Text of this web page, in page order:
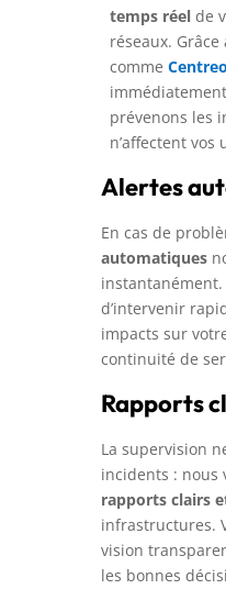
temps réelde
réseaux.
comme
prévenons les
n’affectent vos
Alertes
En cas de
automatiques
d’intervenir
impacts sur
continuité de
Rapports
La supervision
incidents : nous
rapports clairs
infrastructures.
vision
les bonnes